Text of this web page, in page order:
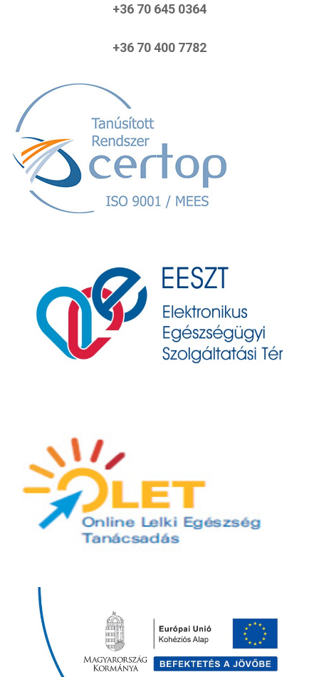
+36 70 645 0364
+36 70 400 7782